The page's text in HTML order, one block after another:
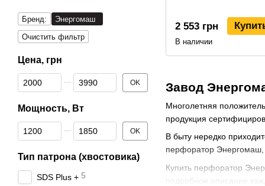
Завод
Многолетняя
продукция
В быту нередко
перфоратор
Купить перфоратор
подробное описание
2 553 грн
В наличии
Бренд:
Энергомаш
Очистить фильтр
Цена, грн
От Цена, грн
До Цена, грн OK
Мощность, Вт
От Мощность, Вт
До Мощность, Вт OK
Тип патрона (хвостовика)
SDS Plus + 5